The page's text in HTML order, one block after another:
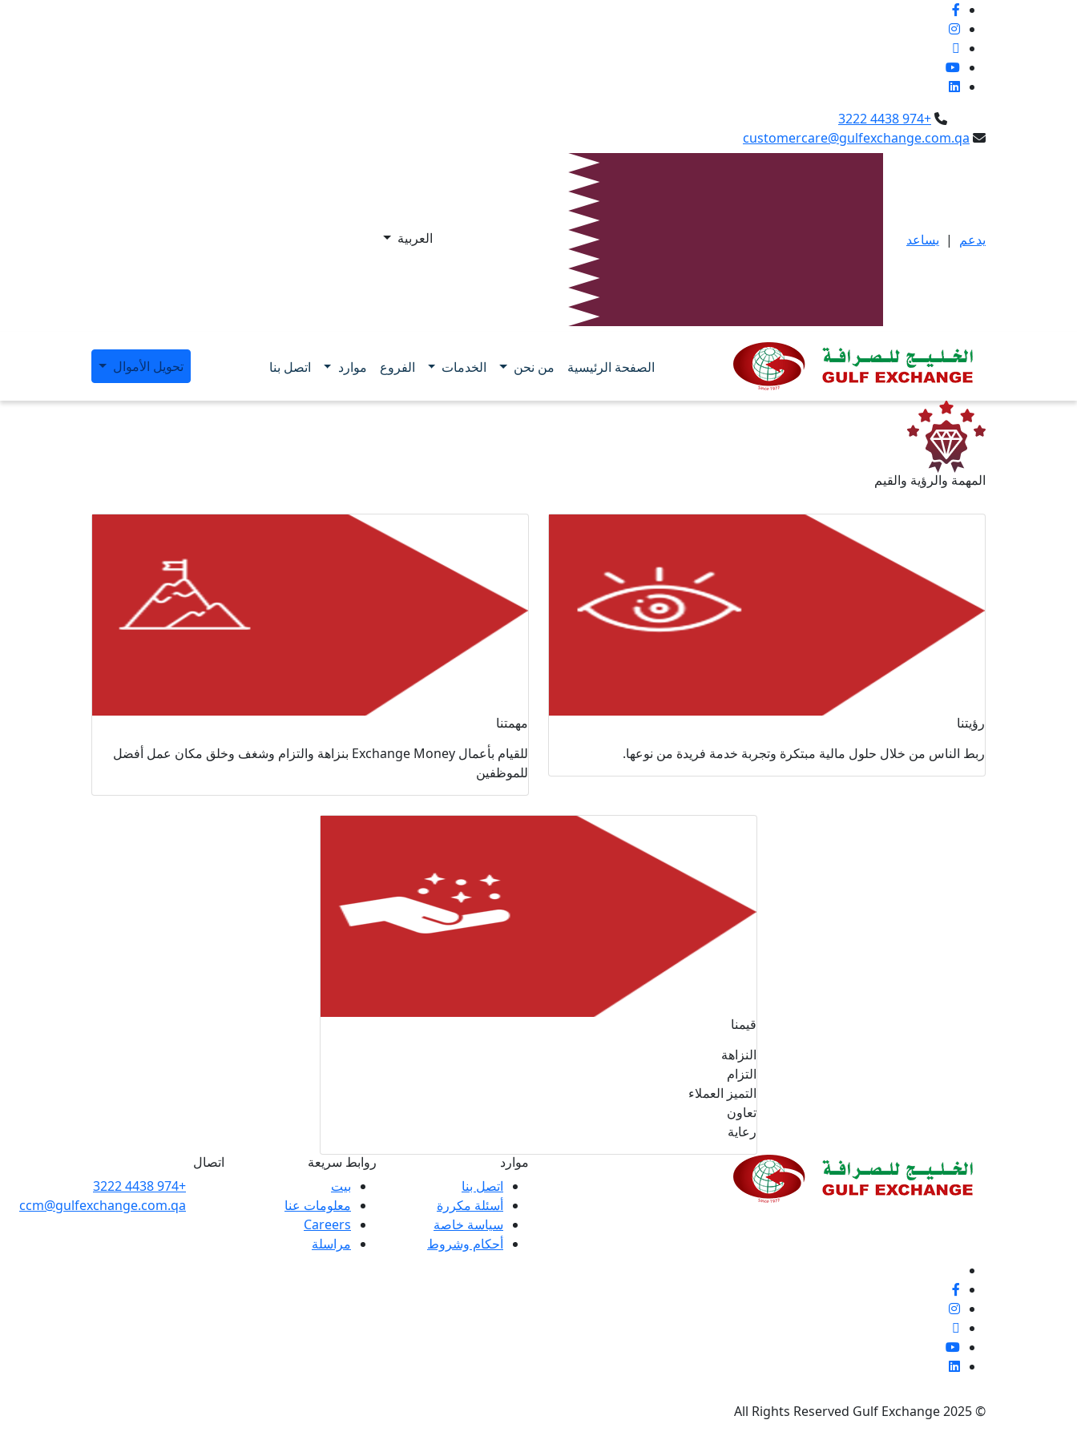
+974 4438 3222
customercare@gulfexchange.com.qa
يدعم | يساعد العربية
الصفحة الرئيسية من نحن الخدمات الفروع موارد اتصل بنا تحويل الأموال
المهمة والرؤية والقيم
رؤيتنا
ربط الناس من خلال حلول مالية مبتكرة وتجربة خدمة فريدة من نوعها.
مهمتنا
للقيام بأعمال Exchange Money بنزاهة والتزام وشغف وخلق مكان عمل أفضل
للموظفين
قيمنا
النزاهة
التزام
التميز العملاء
تعاون
رعاية
موارد
اتصل بنا
أسئلة مكررة
سياسة خاصة
أحكام وشروط
روابط سريعة
بيت
معلومات عنا
Careers
مراسلة
اتصال
+974 4438 3222
ccm@gulfexchange.com.qa
© 2025 All Rights Reserved Gulf Exchange